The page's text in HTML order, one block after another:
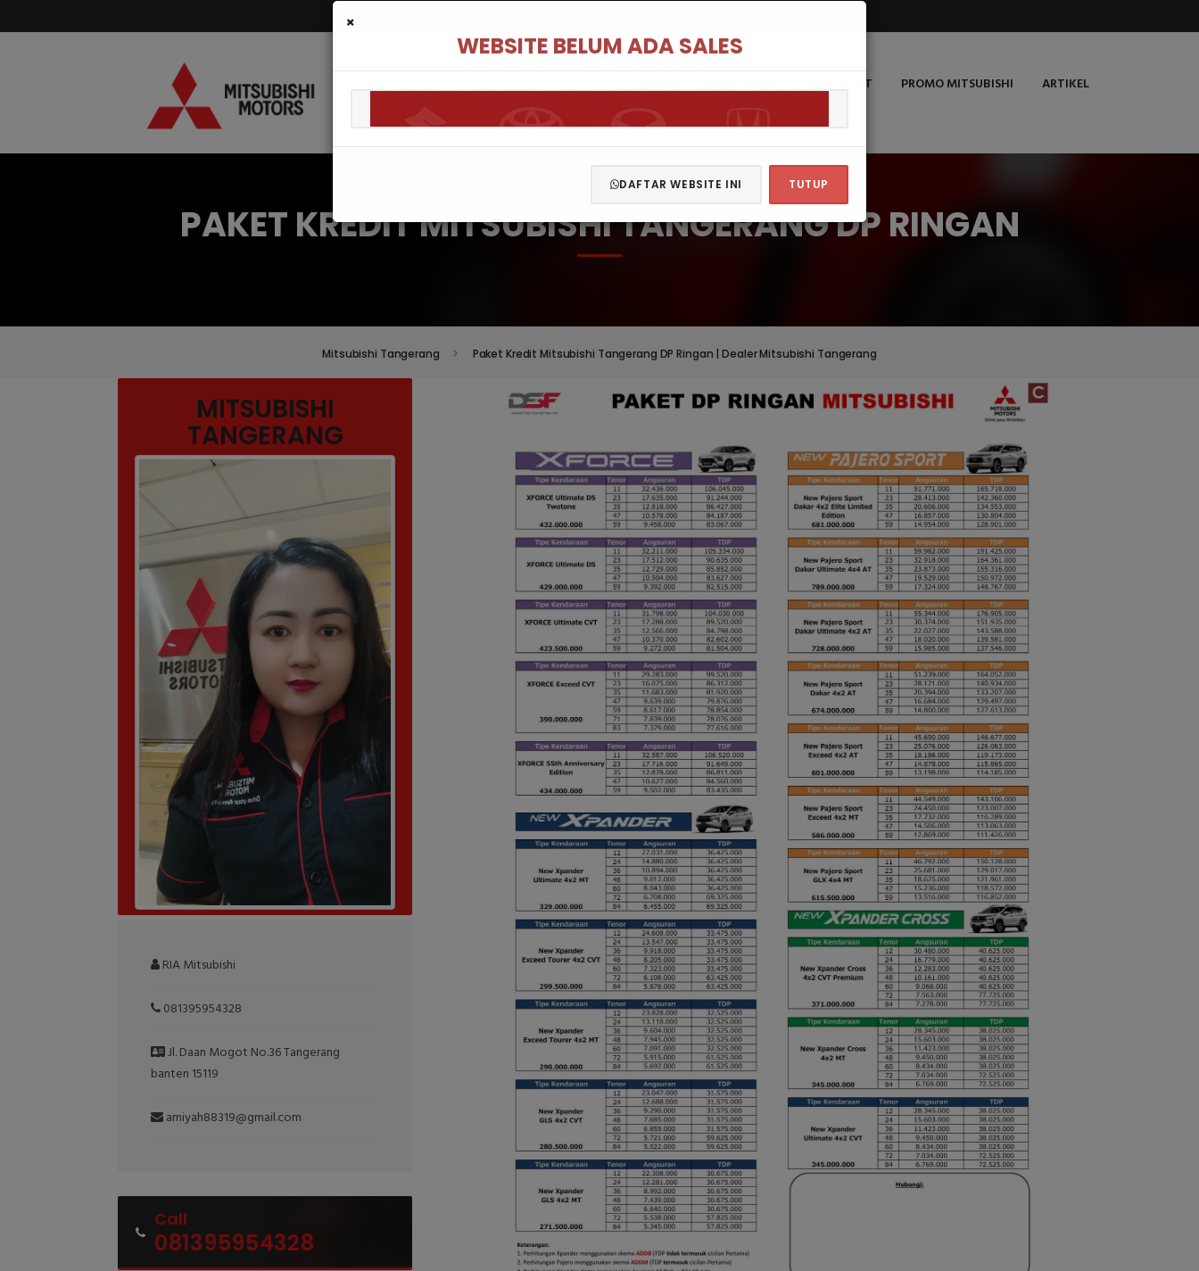
×
WEBSITE BELUM ADA SALES
DAFTAR WEBSITE INI TUTUP
PRICE LIST PROMO MITSUBISHI ARTIKEL
PAKET KREDIT MITSUBISHI TANGERANG DP RINGAN
Mitsubishi Tangerang Paket Kredit Mitsubishi Tangerang DP Ringan | Dealer Mitsubishi Tangerang
MITSUBISHI
TANGERANG
RIA Mitsubishi
081395954328
Jl. Daan Mogot No.36 Tangerang
banten 15119
amiyah88319@gmail.com
Call
081395954328